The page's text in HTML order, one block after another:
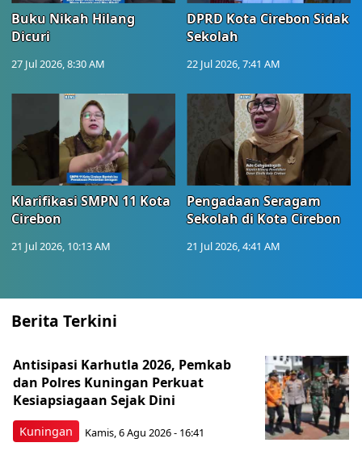
Buku Nikah Hilang
Dicuri
27 Jul 2026, 8:30 AM
DPRD Kota Cirebon Sidak
Sekolah
22 Jul 2026, 7:41 AM
Klarifikasi SMPN 11 Kota
Cirebon
21 Jul 2026, 10:13 AM
Pengadaan Seragam
Sekolah di Kota Cirebon
21 Jul 2026, 4:41 AM
Berita Terkini
Kuningan
Antisipasi Karhutla 2026, Pemkab
dan Polres Kuningan Perkuat
Kesiapsiagaan Sejak Dini
Kamis, 6 Agu 2026 - 16:41